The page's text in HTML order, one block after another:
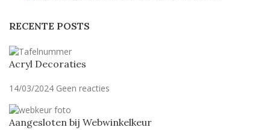
RECENTE POSTS
Acryl Decoraties
14/03/2024 Geen reacties
Aangesloten bij Webwinkelkeur